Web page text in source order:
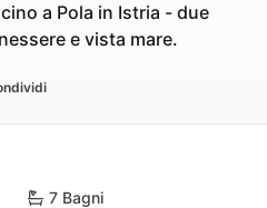
a Pola in Istria - due
e vista mare.
7 Bagni